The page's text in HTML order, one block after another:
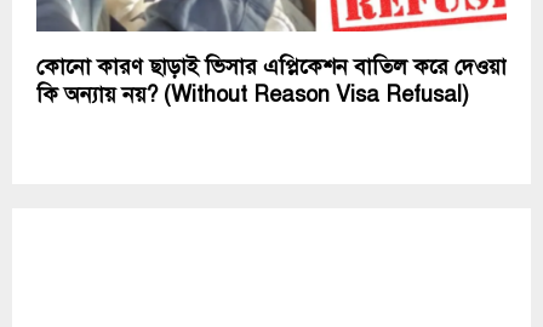
কোনো কারণ ছাড়াই ভিসার এপ্লিকেশন বাতিল করে দেওয়া
কি অন্যায় নয়? (Without Reason Visa Refusal)